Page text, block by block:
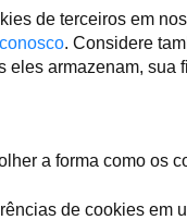
de terceiros em
. Considere
eles armazenam,
a forma como os
de cookies em